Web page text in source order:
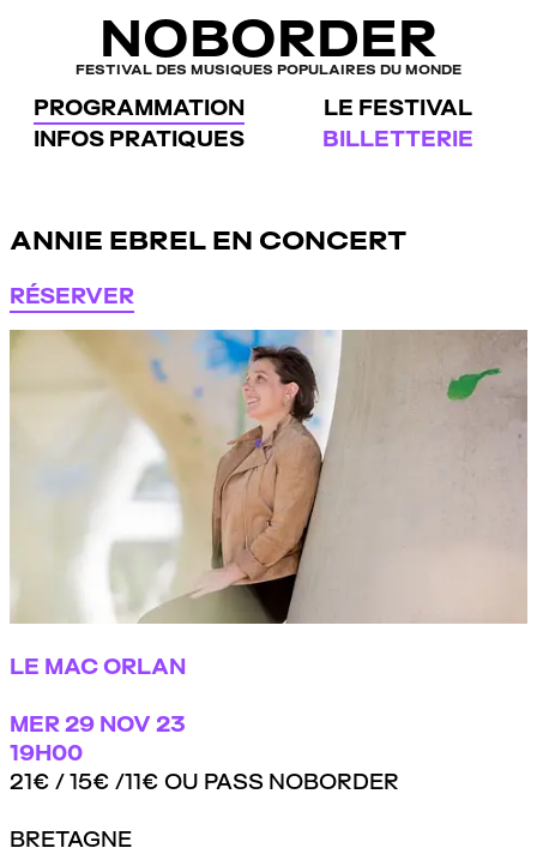
NOBORDER
FESTIVAL DES MUSIQUES POPULAIRES DU MONDE
PROGRAMMATION
LE FESTIVAL
INFOS PRATIQUES
BILLETTERIE
ANNIE EBREL EN CONCERT
RÉSERVER
LE MAC ORLAN
MER29 NOV 23
19H00
21€ / 15€ /11€ OU PASS NOBORDER
BRETAGNE